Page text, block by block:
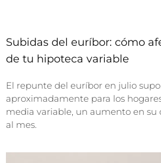
Subidas del euríbor: cómo
de tu hipoteca variable
El repunte del euríbor en julio
aproximadamente para los
media variable, un aumento en su
al mes.